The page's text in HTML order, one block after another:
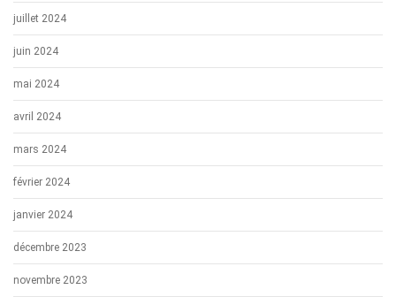
juillet 2024
juin 2024
mai 2024
avril 2024
mars 2024
février 2024
janvier 2024
décembre 2023
novembre 2023